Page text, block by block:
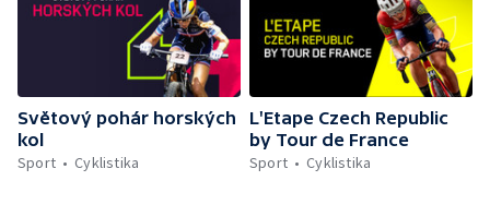
Světový pohár horských
kol
Sport
Cyklistika
L'Etape Czech Republic
by Tour de France
Sport
Cyklistika